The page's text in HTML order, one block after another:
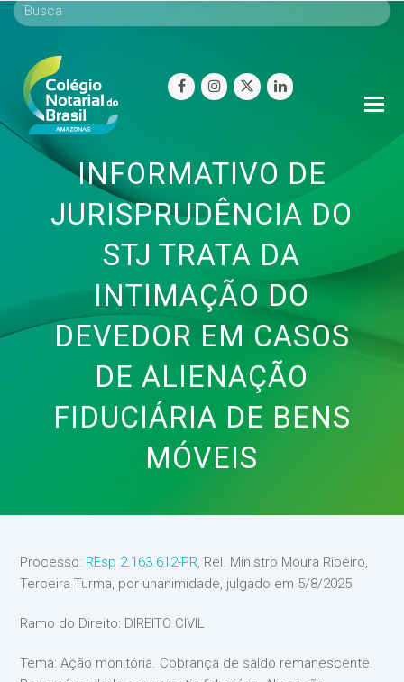
facebookinstagram
twitterlinkedin
INFORMATIVO DE
JURISPRUDÊNCIA DO
STJ TRATA DA
INTIMAÇÃO DO
DEVEDOR EM CASOS
DE ALIENAÇÃO
FIDUCIÁRIA DE BENS
MÓVEIS
Processo: REsp 2.163.612-PR, Rel. Ministro Moura Ribeiro,
Terceira Turma, por unanimidade, julgado em 5/8/2025.
Ramo do Direito: DIREITO CIVIL
Tema: Ação monitória. Cobrança de saldo remanescente.